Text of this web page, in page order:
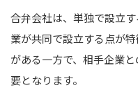
合弁会社は、単独で設立
業が共同で設立する点が
がある一方で、相手企業
要となります。